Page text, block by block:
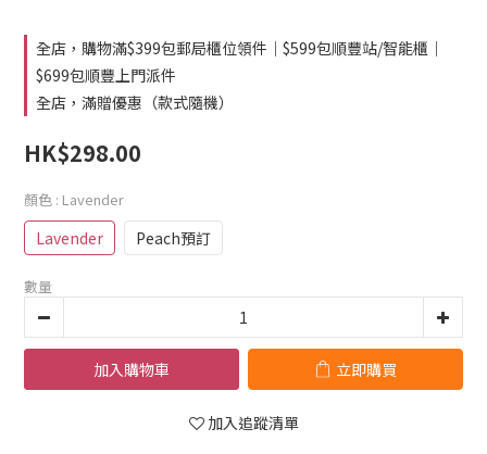
全店，購物滿$399包郵局櫃位領件｜$599包順豐站/智能櫃｜
$699包順豐上門派件
全店，滿贈優惠（款式隨機）
HK$298.00
顏色 : Lavender
Lavender Peach預訂
數量
加入購物車 立即購買
加入追蹤清單